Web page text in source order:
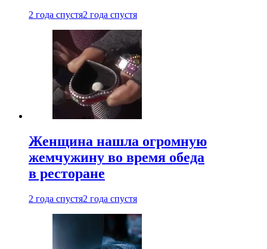
2 года спустя2 года спустя
Женщина нашла огромную
жемчужину во время обеда
в ресторане
2 года спустя2 года спустя